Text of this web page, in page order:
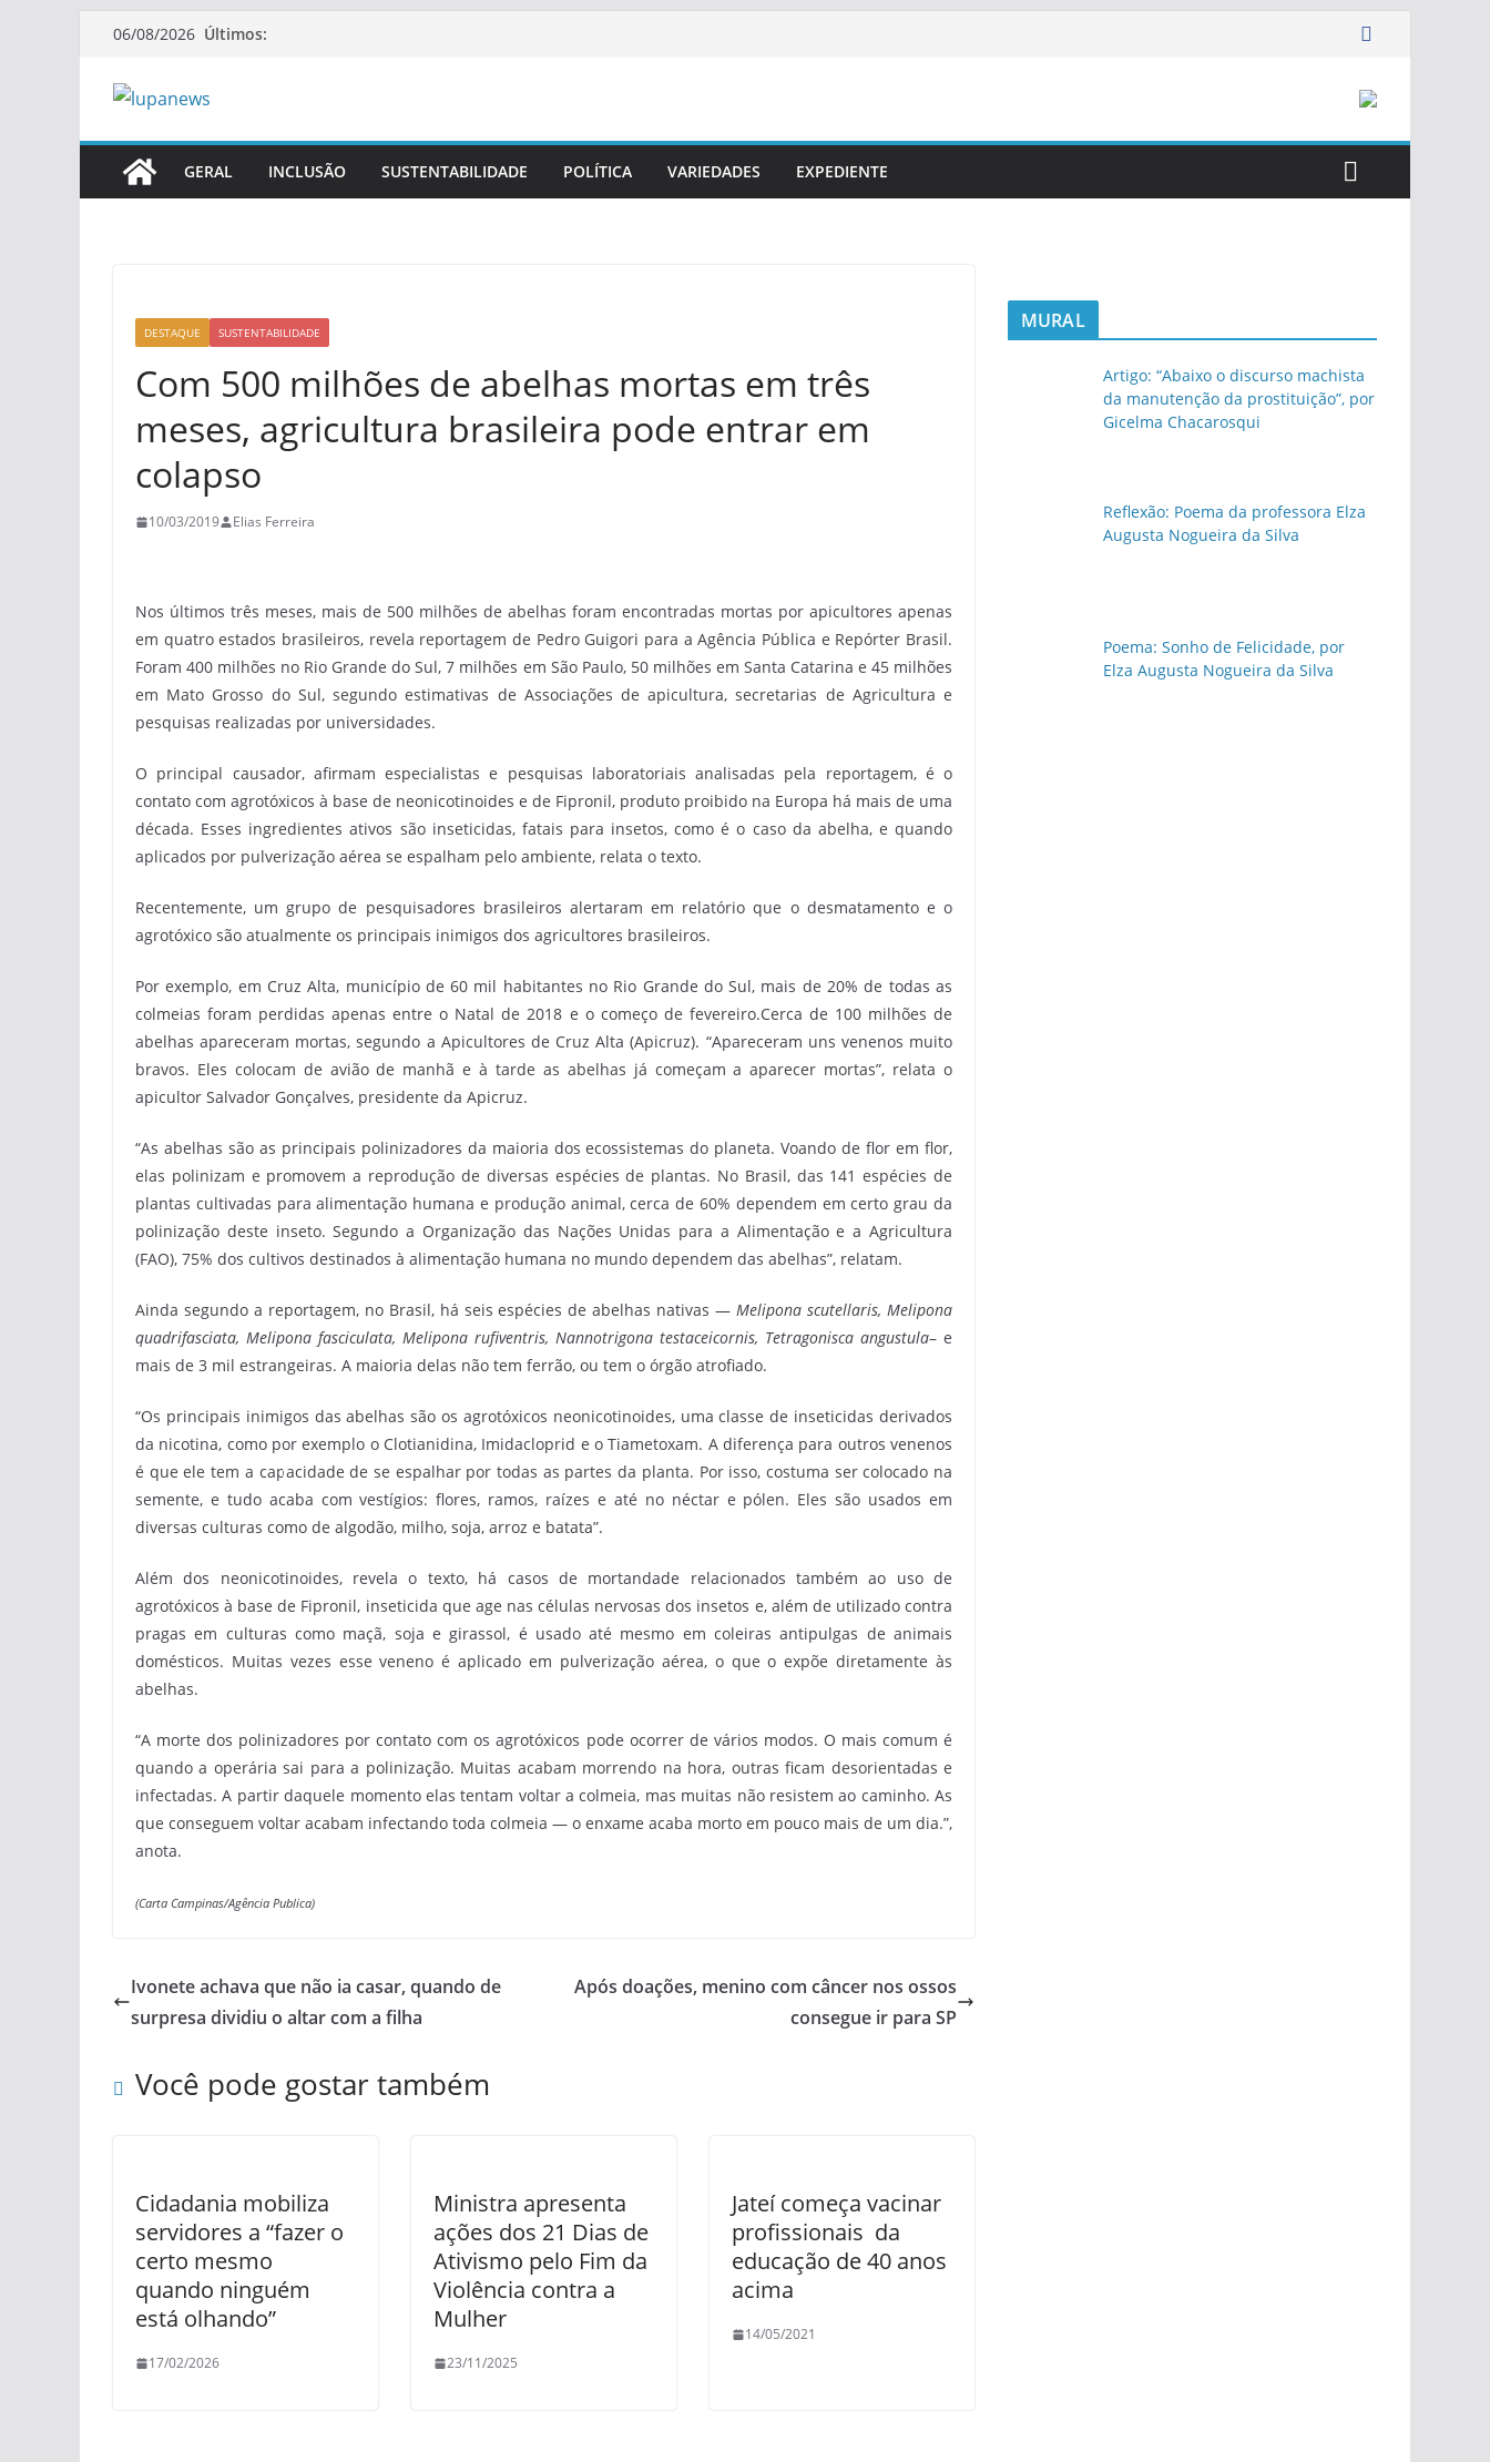
Pular06/08/2026 Últimos:
GERAL INCLUSÃO SUSTENTABILIDADE POLÍTICA VARIEDADES EXPEDIENTE
DESTAQUE SUSTENTABILIDADE
Com 500 milhões de abelhas mortas em três
meses, agricultura brasileira pode entrar em
colapso
10/03/2019 Elias Ferreira
Nos últimos três meses, mais de 500 milhões de abelhas foram encontradas mortas por apicultores apenas
em quatro estados brasileiros, revela reportagem de Pedro Guigori para a Agência Pública e Repórter Brasil.
Foram 400 milhões no Rio Grande do Sul, 7 milhões em São Paulo, 50 milhões em Santa Catarina e 45 milhões
em Mato Grosso do Sul, segundo estimativas de Associações de apicultura, secretarias de Agricultura e
pesquisas realizadas por universidades.
O principal causador, afirmam especialistas e pesquisas laboratoriais analisadas pela reportagem, é o
contato com agrotóxicos à base de neonicotinoides e de Fipronil, produto proibido na Europa há mais de uma
década. Esses ingredientes ativos são inseticidas, fatais para insetos, como é o caso da abelha, e quando
aplicados por pulverização aérea se espalham pelo ambiente, relata o texto.
Recentemente, um grupo de pesquisadores brasileiros alertaram em relatório que o desmatamento e o
agrotóxico são atualmente os principais inimigos dos agricultores brasileiros.
Por exemplo, em Cruz Alta, município de 60 mil habitantes no Rio Grande do Sul, mais de 20% de todas as
colmeias foram perdidas apenas entre o Natal de 2018 e o começo de fevereiro.Cerca de 100 milhões de
abelhas apareceram mortas, segundo a Apicultores de Cruz Alta (Apicruz). “Apareceram uns venenos muito
bravos. Eles colocam de avião de manhã e à tarde as abelhas já começam a aparecer mortas”, relata o
apicultor Salvador Gonçalves, presidente da Apicruz.
“As abelhas são as principais polinizadores da maioria dos ecossistemas do planeta. Voando de flor em flor,
elas polinizam e promovem a reprodução de diversas espécies de plantas. No Brasil, das 141 espécies de
plantas cultivadas para alimentação humana e produção animal, cerca de 60% dependem em certo grau da
polinização deste inseto. Segundo a Organização das Nações Unidas para a Alimentação e a Agricultura
(FAO), 75% dos cultivos destinados à alimentação humana no mundo dependem das abelhas”, relatam.
Ainda segundo a reportagem, no Brasil, há seis espécies de abelhas nativas —Melipona scutellaris, Melipona
quadrifasciata, Melipona fasciculata, Melipona rufiventris, Nannotrigona testaceicornis, Tetragonisca angustula– e
mais de 3 mil estrangeiras. A maioria delas não tem ferrão, ou tem o órgão atrofiado.
“Os principais inimigos das abelhas são os agrotóxicos neonicotinoides, uma classe de inseticidas derivados
da nicotina, como por exemplo o Clotianidina, Imidacloprid e o Tiametoxam. A diferença para outros venenos
é que ele tem a capacidade de se espalhar por todas as partes da planta. Por isso, costuma ser colocado na
semente, e tudo acaba com vestígios: flores, ramos, raízes e até no néctar e pólen. Eles são usados em
diversas culturas como de algodão, milho, soja, arroz e batata”.
Além dos neonicotinoides, revela o texto, há casos de mortandade relacionados também ao uso de
agrotóxicos à base de Fipronil, inseticida que age nas células nervosas dos insetos e, além de utilizado contra
pragas em culturas como maçã, soja e girassol, é usado até mesmo em coleiras antipulgas de animais
domésticos. Muitas vezes esse veneno é aplicado em pulverização aérea, o que o expõe diretamente às
abelhas.
“A morte dos polinizadores por contato com os agrotóxicos pode ocorrer de vários modos. O mais comum é
quando a operária sai para a polinização. Muitas acabam morrendo na hora, outras ficam desorientadas e
infectadas. A partir daquele momento elas tentam voltar a colmeia, mas muitas não resistem ao caminho. As
que conseguem voltar acabam infectando toda colmeia — o enxame acaba morto em pouco mais de um dia.”,
anota.
(Carta Campinas/Agência Publica)
Ivonete achava que não ia casar, quando de
surpresa dividiu o altar com a filha
Após doações, menino com câncer nos ossos
consegue ir para SP
Você pode gostar também
Cidadania mobiliza
servidores a “fazer o
certo mesmo
quando ninguém
está olhando”
17/02/2026
Ministra apresenta
ações dos 21 Dias de
Ativismo pelo Fim da
Violência contra a
Mulher
23/11/2025
Jateí começa vacinar
profissionais da
educação de 40 anos
acima
14/05/2021
MURAL
Artigo: “Abaixo o discurso machista
da manutenção da prostituição”, por
Gicelma Chacarosqui
Reflexão: Poema da professora Elza
Augusta Nogueira da Silva
Poema: Sonho de Felicidade, por
Elza Augusta Nogueira da Silva